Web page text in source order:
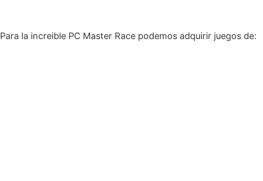
Para la increible PC Master Race podemos adquirir juegos de: